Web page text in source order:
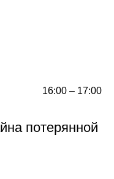
16:00 – 17:00
потерянной